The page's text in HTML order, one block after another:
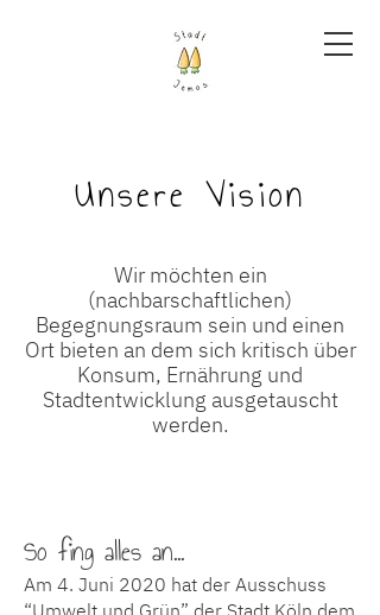
Unsere Vision
Wir möchten ein
(nachbarschaftlichen)
Begegnungsraum sein und einen
Ort bieten an dem sich kritisch über
Konsum, Ernährung und
Stadtentwicklung ausgetauscht
werden.
So fing alles an...
Am 4. Juni 2020 hat der Ausschuss
“Umwelt und Grün” der Stadt Köln dem